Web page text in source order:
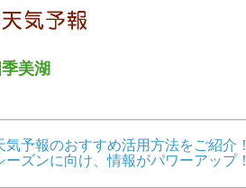
美湖
気予報のおすすめ活用方法をご紹介！
ーズンに向け、情報がパワーアップ！